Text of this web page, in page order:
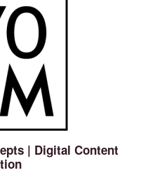
| Digital Content